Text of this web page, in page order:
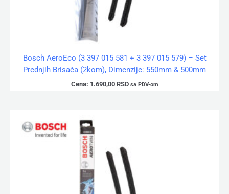
Bosch AeroEco (3 397 015 581 + 3 397 015 579) – Set
Prednjih Brisača (2kom), Dimenzije: 550mm & 500mm
Cena: 1.690,00 RSD sa PDV-om